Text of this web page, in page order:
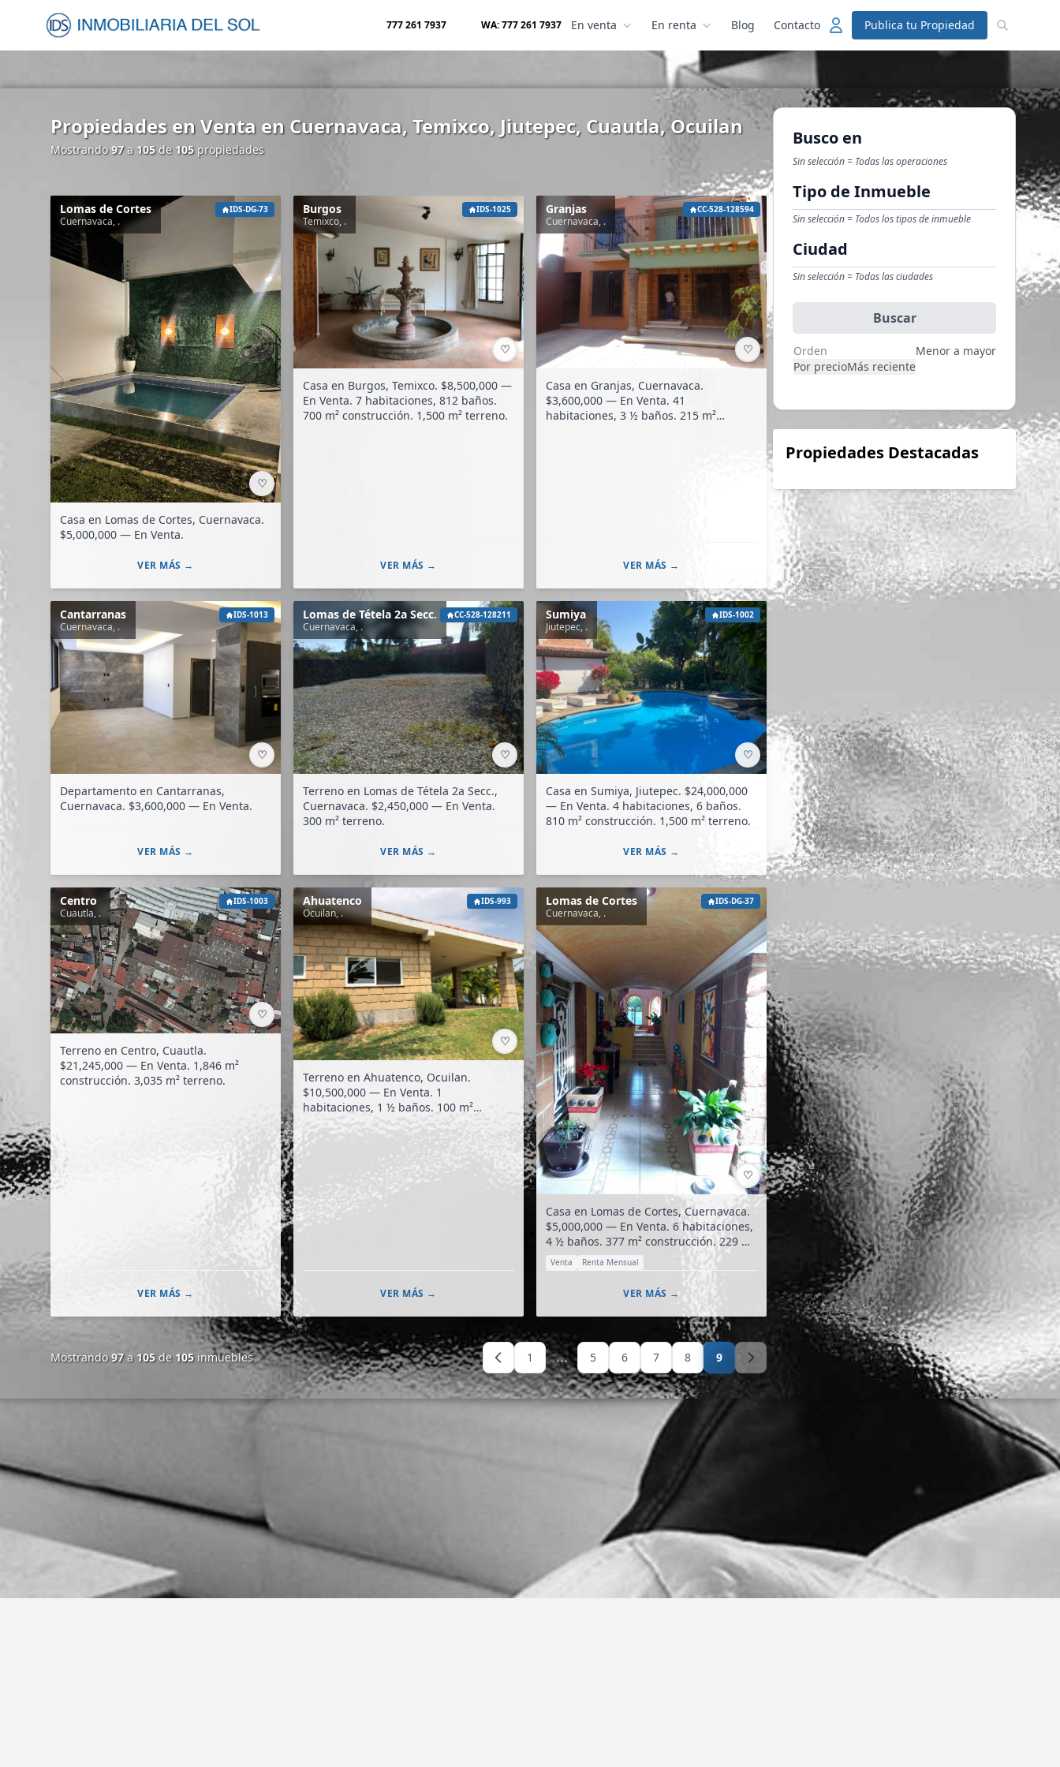
777 261 7937 WA: 777 261 7937 En venta En renta Blog Contacto Publica tu Propiedad
Propiedades en Venta en Cuernavaca, Temixco, Jiutepec, Cuautla, Ocuilan
Mostrando97a 105de 105propiedades
Lomas de Cortes
Cuernavaca, .
IDS-DG-73
♡
Casa en Lomas de Cortes, Cuernavaca.
$5,000,000 — En Venta.
VER MÁS →
Burgos
Temixco, .
IDS-1025
♡
Casa en Burgos, Temixco. $8,500,000 —
En Venta. 7 habitaciones, 812 baños.
700 m² construcción. 1,500 m² terreno.
VER MÁS →
Granjas
Cuernavaca, .
CC-528-128594
♡
Casa en Granjas, Cuernavaca.
$3,600,000 — En Venta. 41
habitaciones, 3 ½ baños. 215 m²
VER MÁS →
Cantarranas
Cuernavaca, .
IDS-1013
♡
Departamento en Cantarranas,
Cuernavaca. $3,600,000 — En Venta.
VER MÁS →
Lomas de Tétela 2a Secc.
Cuernavaca, .
CC-528-128211
♡
Terreno en Lomas de Tétela 2a Secc.,
Cuernavaca. $2,450,000 — En Venta.
300 m² terreno.
VER MÁS →
Sumiya
Jiutepec, .
IDS-1002
♡
Casa en Sumiya, Jiutepec. $24,000,000
— En Venta. 4 habitaciones, 6 baños.
810 m² construcción. 1,500 m² terreno.
VER MÁS →
Centro
Cuautla, .
IDS-1003
♡
Terreno en Centro, Cuautla.
$21,245,000 — En Venta. 1,846 m²
construcción. 3,035 m² terreno.
VER MÁS →
Ahuatenco
Ocuilan, .
IDS-993
♡
Terreno en Ahuatenco, Ocuilan.
$10,500,000 — En Venta. 1
habitaciones, 1 ½ baños. 100 m²
construcción. 8,207 m² terreno.
VER MÁS →
Lomas de Cortes
Cuernavaca, .
IDS-DG-37
♡
Casa en Lomas de Cortes, Cuernavaca.
$5,000,000 — En Venta. 6 habitaciones,
4 ½ baños. 377 m² construcción. 229 m²
terreno.
Venta Renta Mensual
VER MÁS →
Mostrando97a 105de 105inmuebles 1 ... 5 6 7 8 9
Busco en
Sin selección = Todas las operaciones
Tipo de Inmueble
Sin selección = Todos los tipos de inmueble
Ciudad
Sin selección = Todas las ciudades
Buscar
Orden
Por precioMás reciente
Menor a mayor
Propiedades Destacadas